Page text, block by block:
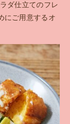
ダ仕立てのフレ
にご用意するオ